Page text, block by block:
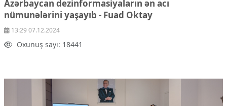
Çarpaz baxış
Təhlil
Siyasi
Geosiyasi
Araşdırma
Multimedia
Azərbaycan dezinformasiyaların ən acı
nümunələrini yaşayıb - Fuad Oktay
13:29 07.12.2024
Oxunuş sayı: 18441